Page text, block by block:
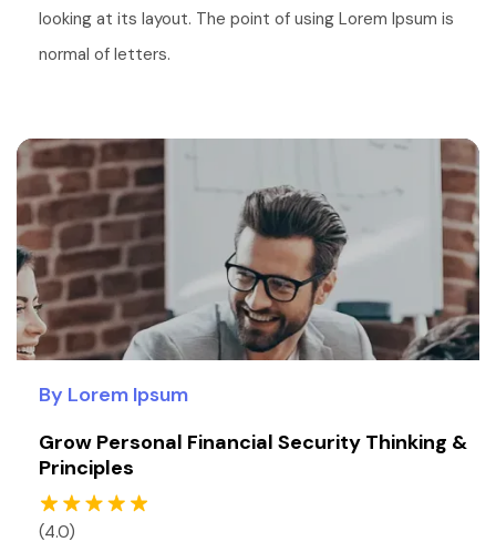
looking at its layout. The point of using Lorem Ipsum is
normal of letters.
By Lorem Ipsum
Grow Personal Financial Security Thinking &
Principles
(4.0)